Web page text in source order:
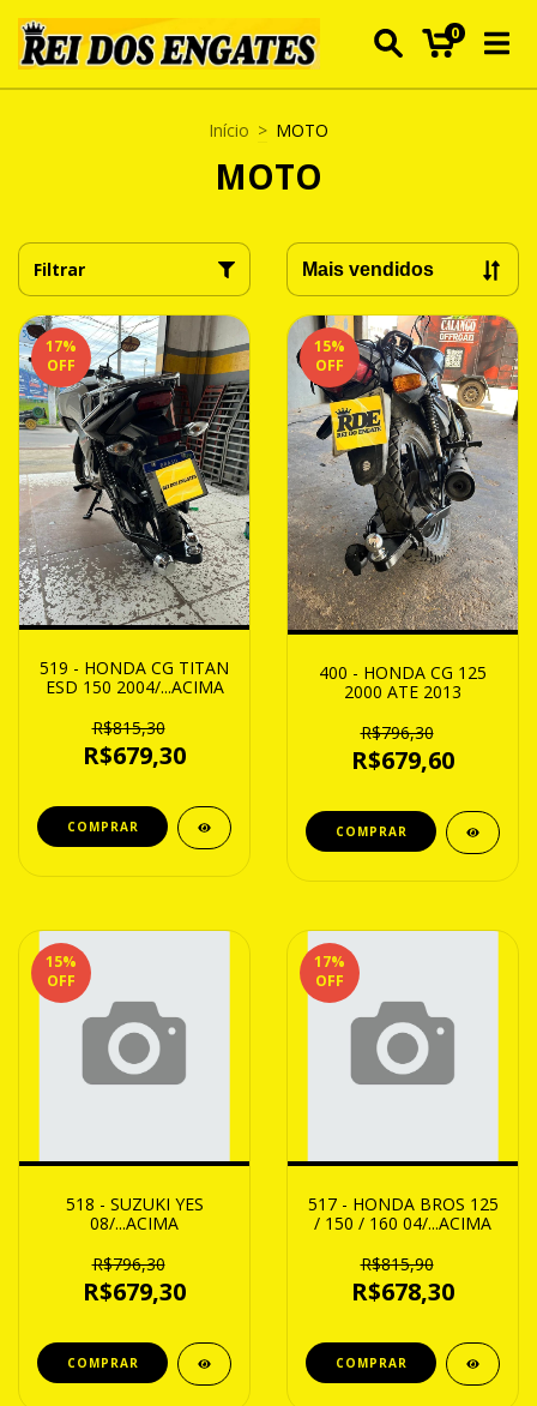
0
Início > MOTO
MOTO
Filtrar
17%
OFF
519 - HONDA CG TITAN
ESD 150 2004/...ACIMA
R$815,30
R$679,30
15%
OFF
400 - HONDA CG 125
2000 ATE 2013
R$796,30
R$679,60
15%
OFF
518 - SUZUKI YES
08/...ACIMA
R$796,30
R$679,30
17%
OFF
517 - HONDA BROS 125
/ 150 / 160 04/...ACIMA
R$815,90
R$678,30